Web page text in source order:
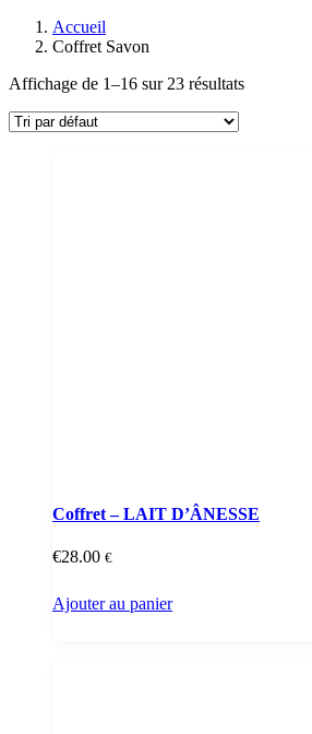
Accueil
Coffret Savon
Affichage de 1–16 sur 23 résultats
Coffret – LAIT D’ÂNESSE
€28.00 €
Ajouter au panier